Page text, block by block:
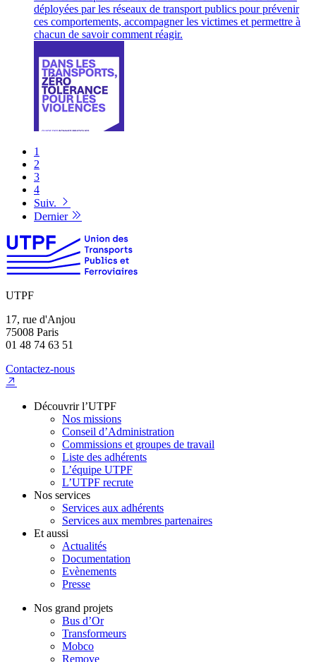
déployées par les réseaux de transport publics pour prévenir
ces comportements, accompagner les victimes et permettre à
chacun de savoir comment réagir.
1
2
3
4
Suiv.
Dernier
UTPF
17, rue d'Anjou
75008 Paris
01 48 74 63 51
Contactez-nous
Découvrir l’UTPF
Nos missions
Conseil d’Administration
Commissions et groupes de travail
Liste des adhérents
L’équipe UTPF
L’UTPF recrute
Nos services
Services aux adhérents
Services aux membres partenaires
Et aussi
Actualités
Documentation
Evènements
Presse
Nos grand projets
Bus d’Or
Transformeurs
Mobco
Remove